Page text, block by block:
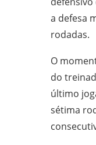
a defesa
rodadas.
O
do
último
sétima